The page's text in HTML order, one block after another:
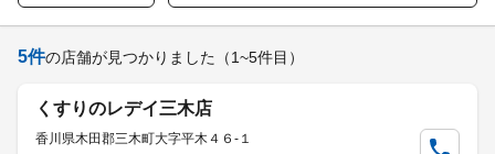
5件の店舗が見つかりました （1~5件目）
くすりのレデイ三木店
香川県木田郡三木町大字平木４６-１